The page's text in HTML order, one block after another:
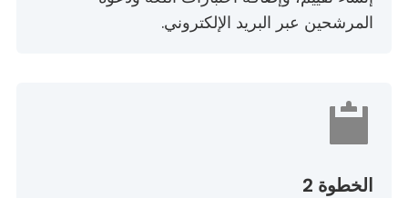
المرشحين عبر البريد الإلكتروني.
الخطوة 2